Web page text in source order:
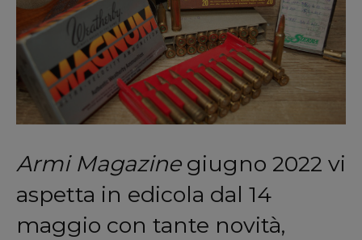
Armi Magazinegiugno 2022 vi
aspetta in edicola dal 14
maggio con tante novità,